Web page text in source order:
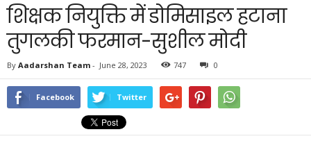
शिक्षक नियुक्ति में डोमिसाइल हटाना
तुगलकी फरमान-सुशील मोदी
By Aadarshan Team - June 28, 2023 747 0
Facebook Twitter